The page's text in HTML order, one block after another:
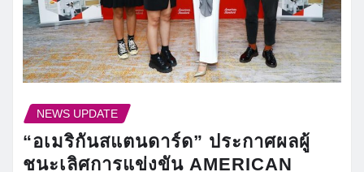
NEWS UPDATE
“อเมริกันสแตนดาร์ด” ประกาศผลผู้
ชนะเลิศการแข่งขัน AMERICAN